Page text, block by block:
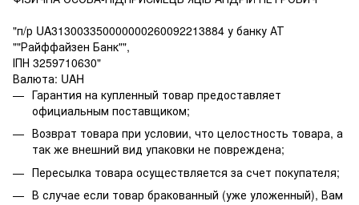
"п/р UA313003350000000260092213884 у банку АТ
""Райффайзен Банк"",
ІПН 3259710630"
Валюта: UAH
Гарантия на купленный товар предоставляет
официальным поставщиком;
Возврат товара при условии, что целостность товара, а
так же внешний вид упаковки не повреждена;
Пересылка товара осуществляется за счет покупателя;
В случае если товар бракованный (уже уложенный), Вам